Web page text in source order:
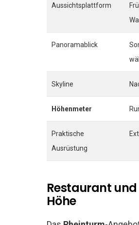
Aussichtsplattform
Panoramablick
Skyline
Höhenmeter
Praktische
Ausrüstung
Restaurant
Höhe